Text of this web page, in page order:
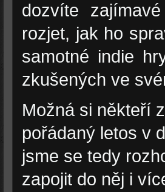
dozvíte
rozjet, jak ho
samotné indie
zkušených ve
Možná si někteří
pořádaný letos v
jsme se tedy
zapojit do něj i